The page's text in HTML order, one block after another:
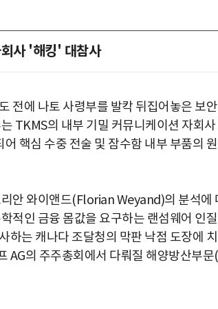
사 '해킹' 대참사
전에 나토 사령부를 발칵 뒤집어놓은 보
TKMS의 내부 기밀 커뮤니케이션 자회
핵심 수중 전술 및 잠수함 내부 부품의
안 와이앤드(Florian Weyand)의 분석에
적인 금융 몸값을 요구하는 랜섬웨어 인
하는 캐나다 조달청의 막판 낙점 도장에
AG의 주주총회에서 다뤄질 해양방산부